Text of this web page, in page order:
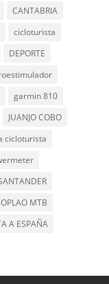
CANTABRIA
cicloturista
DEPORTE
garmin 810
JUANJO COBO
cicloturista
MTB
A ESPAÑA